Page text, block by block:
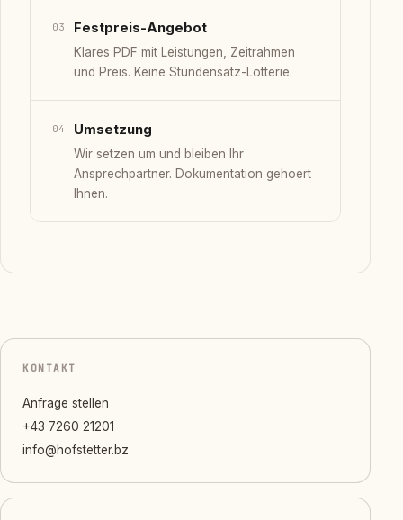
03 Festpreis-Angebot
Klares PDF mit Leistungen, Zeitrahmen
und Preis. Keine Stundensatz-Lotterie.
04 Umsetzung
Wir setzen um und bleiben Ihr
Ansprechpartner. Dokumentation gehoert
Ihnen.
KONTAKT
Anfrage stellen
+43 7260 21201
info@hofstetter.bz